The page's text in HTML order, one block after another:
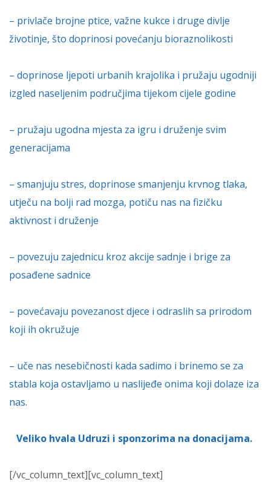
– privlače brojne ptice, važne kukce i druge divlje
životinje, što doprinosi povećanju bioraznolikosti
– doprinose ljepoti urbanih krajolika i pružaju ugodniji
izgled naseljenim područjima tijekom cijele godine
– pružaju ugodna mjesta za igru i druženje svim
generacijama
– smanjuju stres, doprinose smanjenju krvnog tlaka,
utječu na bolji rad mozga, potiču nas na fizičku
aktivnost i druženje
– povezuju zajednicu kroz akcije sadnje i brige za
posađene sadnice
– povećavaju povezanost djece i odraslih sa prirodom
koji ih okružuje
– uče nas nesebičnosti kada sadimo i brinemo se za
stabla koja ostavljamo u naslijeđe onima koji dolaze iza
nas.
Veliko hvala Udruzi i sponzorima na donacijama.
[/vc_column_text][vc_column_text]